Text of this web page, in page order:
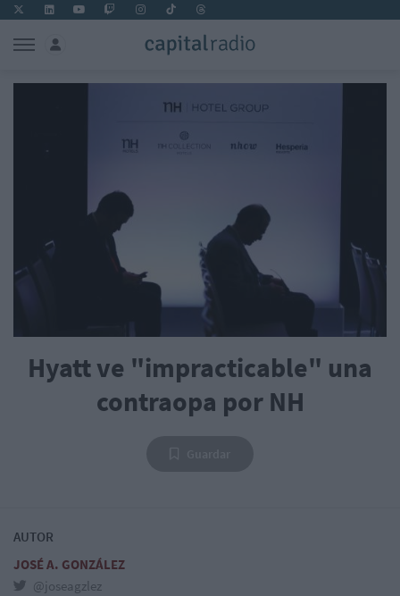
Hyatt ve "impracticable" una
contraopa por NH
AUTOR
JOSÉ A. GONZÁLEZ
@joseagzlez